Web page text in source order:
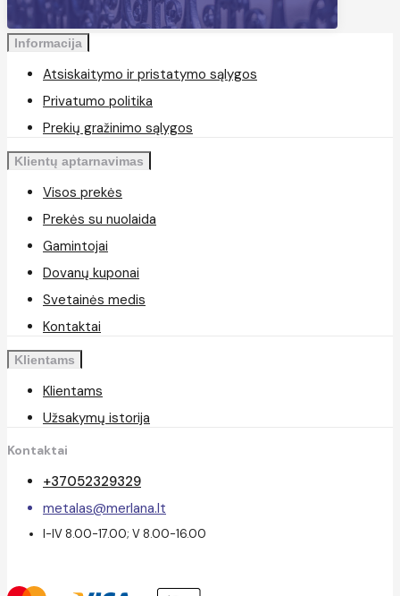
Informacija
Atsiskaitymo ir pristatymo sąlygos
Privatumo politika
Prekių gražinimo sąlygos
Klientų aptarnavimas
Visos prekės
Prekės su nuolaida
Gamintojai
Dovanų kuponai
Svetainės medis
Kontaktai
Klientams
Klientams
Užsakymų istorija
Kontaktai
+37052329329
metalas@merlana.lt
I-IV 8.00-17.00; V 8.00-16.00